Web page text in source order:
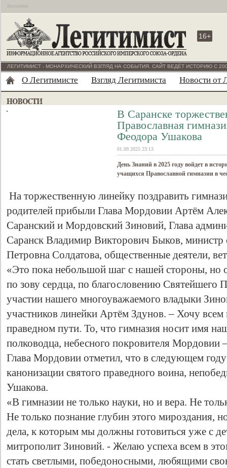
Бесплатно
16+
ЛЕГИТИМИСТ - МОНАРХИЧЕСКИЙ ВЗГЛЯД НА СОБЫТИЯ. САЙТ ВЕДЁТ ИСТОРИЮ С
О Легитимисте Взгляд Легитимиста Новости от
В Саранске
Православная
Феодора Ушакова
01.09.2025 23:13
День Знаний в 2025 году войдет в
учащихся Православной гимназии в
На торжественную линейку поздравить
родителей прибыли Глава Мордовии Артём
Саранский и Мордовский Зиновий, Глава
Саранск Владимир Викторович Быков,
Петровна Солдатова, общественные деятели,
«Это пока небольшой шаг с нашей стороны, но
по зову сердца, по благословению Святейшего
участии нашего многоуважаемого владыки
участников линейки Артём Здунов. – Хочу всем
праведном пути. То, что гимназия носит имя
полководца, небесного покровителя Мордовии
Глава Мордовии отметил, что в следующем
канонизации святого праведного воина,
Ушакова.
«В гимназии не только науки, но и вера. Не
Не только познание глубин этого мироздания,
дела, к которым мы должны готовиться уже с
митрополит Зиновий. - Желаю успеха всем в
стать светлыми, победоносными, любящими